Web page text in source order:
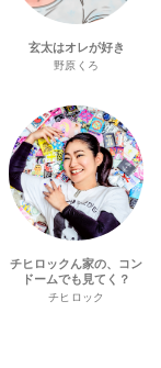
玄太はオレが好き
野原くろ
チヒロックん家の、コン
ドームでも見てく？
チヒロック